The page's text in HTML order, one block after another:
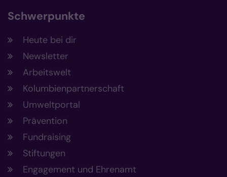
Schwerpunkte
Heute bei dir
Newsletter
Arbeitswelt
Kolumbienpartnerschaft
Umweltportal
Prävention
Fundraising
Stiftungen
Engagement und Ehrenamt